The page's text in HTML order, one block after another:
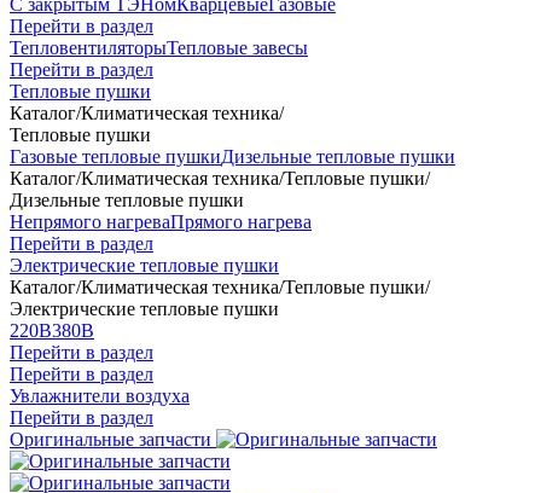
С закрытым ТЭНомКварцевыеГазовые
Перейти в раздел
ТепловентиляторыТепловые завесы
Перейти в раздел
Тепловые пушки
Каталог/Климатическая техника/
Тепловые пушки
Газовые тепловые пушкиДизельные тепловые пушки
Каталог/Климатическая техника/Тепловые пушки/
Дизельные тепловые пушки
Непрямого нагреваПрямого нагрева
Перейти в раздел
Электрические тепловые пушки
Каталог/Климатическая техника/Тепловые пушки/
Электрические тепловые пушки
220В380В
Перейти в раздел
Перейти в раздел
Увлажнители воздуха
Перейти в раздел
Оригинальные запчасти